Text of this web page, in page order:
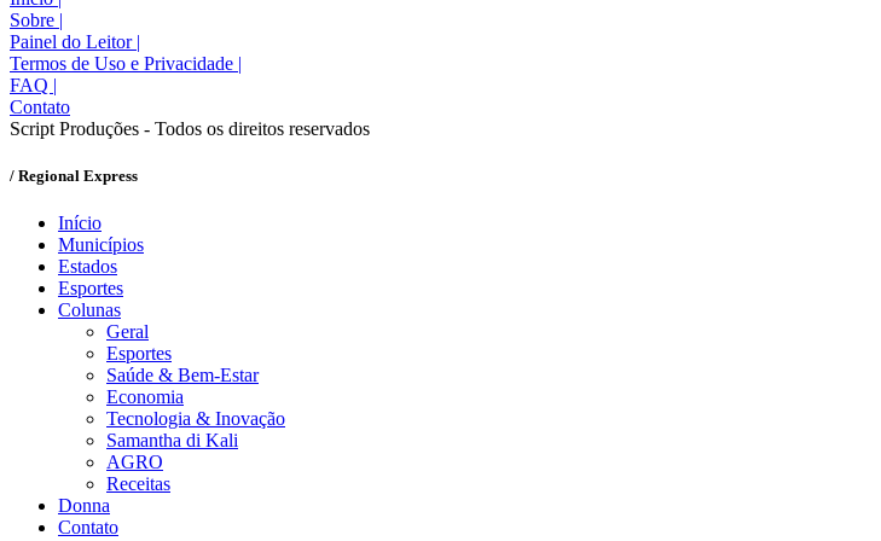
Sobre |
Painel do Leitor |
Termos de Uso e Privacidade |
FAQ |
Contato
Script Produções - Todos os direitos reservados
/ Regional Express
Início
Municípios
Estados
Esportes
Colunas
Geral
Esportes
Saúde & Bem-Estar
Economia
Tecnologia & Inovação
Samantha di Kali
AGRO
Receitas
Donna
Contato